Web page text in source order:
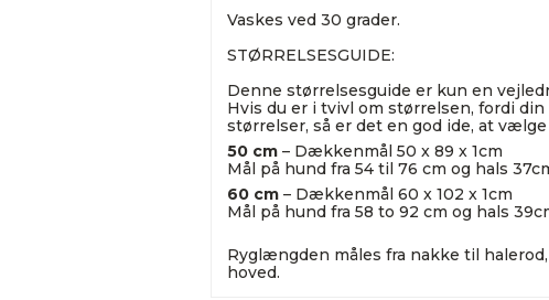
Vaskes ved 30 grader.
STØRRELSESGUIDE:
Denne størrelsesguide er kun en
Hvis du er i tvivl om størrelsen, fordi
størrelser, så er det en god ide, at
50 cm – Dækkenmål 50 x 89 x 1cm
Mål på hund fra 54 til 76 cm og hals
60 cm – Dækkenmål 60 x 102 x 1cm
Mål på hund fra 58 to 92 cm og hals
Ryglængden måles fra nakke til
hoved.